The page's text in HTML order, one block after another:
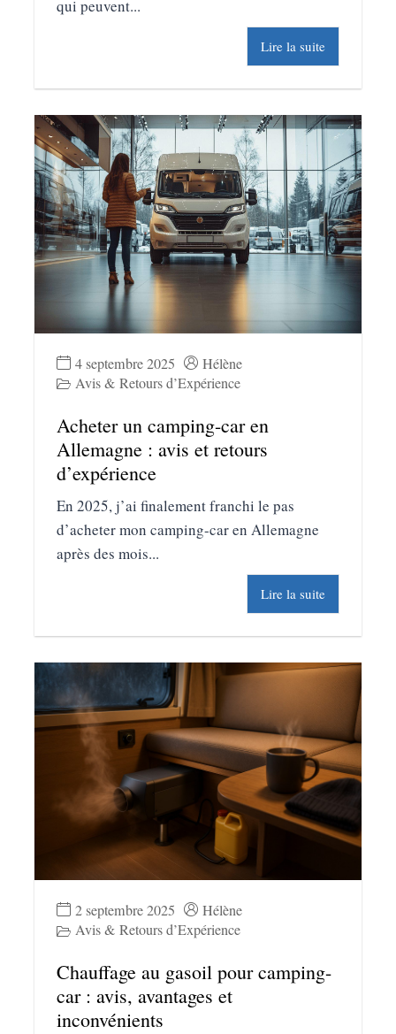
qui peuvent...
Lire la suite
4 septembre 2025
Hélène
Avis & Retours d’Expérience
Acheter un camping-car en
Allemagne : avis et retours
d’expérience
En 2025, j’ai finalement franchi le pas
d’acheter mon camping-car en Allemagne
après des mois...
Lire la suite
2 septembre 2025
Hélène
Avis & Retours d’Expérience
Chauffage au gasoil pour camping-
car : avis, avantages et
inconvénients